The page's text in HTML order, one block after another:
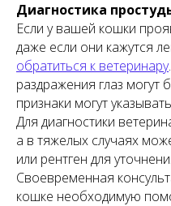
Диагностика
Если у вашей кошки
даже если они кажутся
обратиться к ветеринару
раздражения глаз
признаки могут
Для диагностики
а в тяжелых случаях
или рентген для
Своевременная
кошке необходимую